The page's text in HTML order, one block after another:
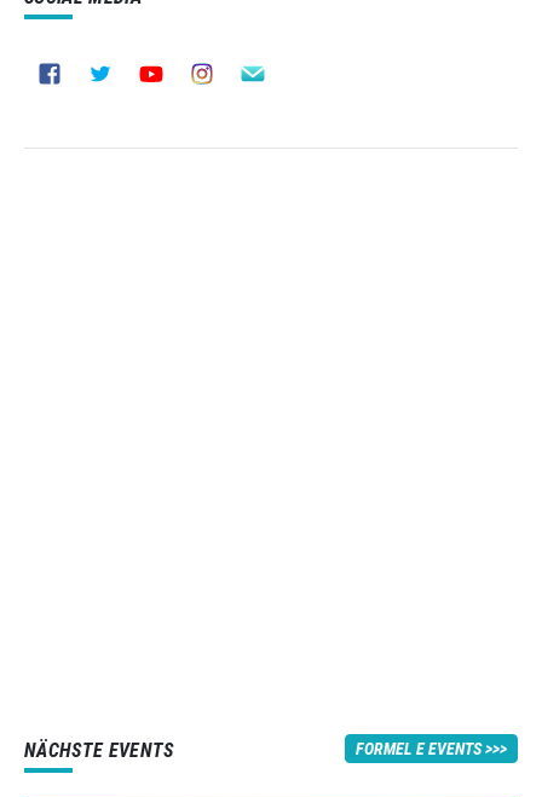
NÄCHSTE EVENTS FORMEL E EVENTS